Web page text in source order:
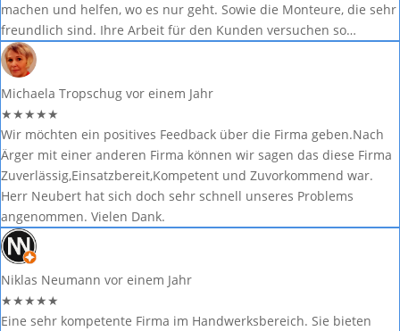
machen und helfen, wo es nur geht. Sowie die Monteure, die sehr
freundlich sind. Ihre Arbeit für den Kunden versuchen so…
Michaela Tropschug vor einem Jahr
★★★★★
Wir möchten ein positives Feedback über die Firma geben.Nach
Ärger mit einer anderen Firma können wir sagen das diese Firma
Zuverlässig,Einsatzbereit,Kompetent und Zuvorkommend war.
Herr Neubert hat sich doch sehr schnell unseres Problems
angenommen. Vielen Dank.
Niklas Neumann vor einem Jahr
★★★★★
Eine sehr kompetente Firma im Handwerksbereich. Sie bieten